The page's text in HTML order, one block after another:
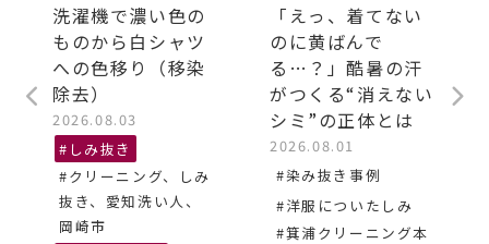
洗濯機で濃い色の
ものから白シャツ
への色移り（移染
除去）
2026.08.03
#しみ抜き
#クリーニング、しみ
抜き、愛知洗い人、
岡崎市
「えっ、着てない
のに黄ばんで
る…？」酷暑の汗
がつくる“消えない
シミ”の正体とは
2026.08.01
#染み抜き事例
#洋服についたしみ
#箕浦クリーニング本